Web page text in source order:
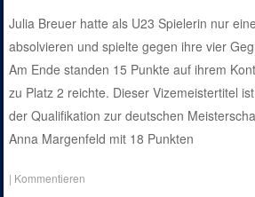
Julia Breuer hatte als U23 Spielerin nur
absolvieren und spielte gegen ihre vier
Am Ende standen 15 Punkte auf ihrem
zu Platz 2 reichte. Dieser Vizemeistertitel
der Qualifikation zur deutschen
Anna Margenfeld mit 18 Punkten
| Kommentieren